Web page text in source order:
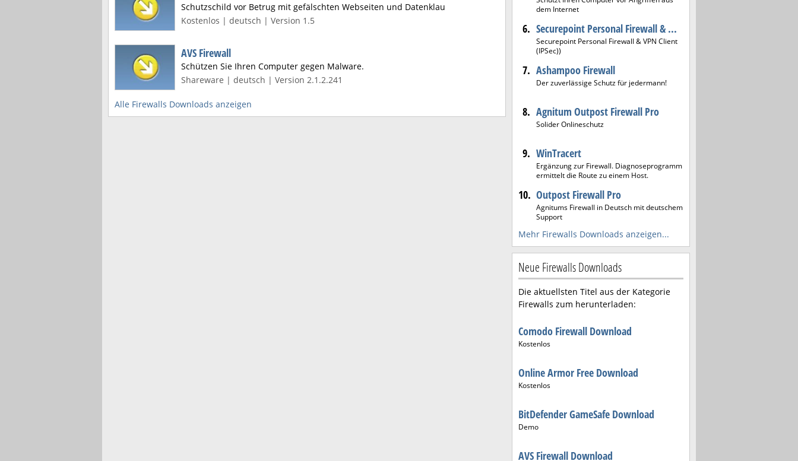
Schutzschild vor Betrug mit gefälschten Webseiten und Datenklau
Kostenlos | deutsch | Version 1.5
AVS Firewall
Schützen Sie Ihren Computer gegen Malware.
Shareware | deutsch | Version 2.1.2.241
Alle Firewalls Downloads anzeigen
dem Internet
6. Securepoint Personal Firewall & ...
Securepoint Personal Firewall & VPN Client
(IPSec))
7. Ashampoo Firewall
Der zuverlässige Schutz für jedermann!
8. Agnitum Outpost Firewall Pro
Solider Onlineschutz
9. WinTracert
Ergänzung zur Firewall. Diagnoseprogramm
ermittelt die Route zu einem Host.
10. Outpost Firewall Pro
Agnitums Firewall in Deutsch mit deutschem
Support
Mehr Firewalls Downloads anzeigen...
Neue Firewalls Downloads
Die aktuellsten Titel aus der Kategorie
Firewalls zum herunterladen:
Comodo Firewall Download
Kostenlos
Online Armor Free Download
Kostenlos
BitDefender GameSafe Download
Demo
AVS Firewall Download